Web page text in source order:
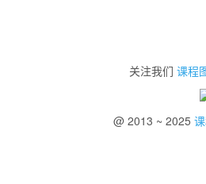
关注我们 课程
@ 2013 ~ 2025